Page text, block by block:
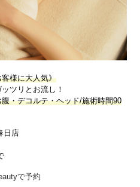
様に大人気》
ツリとお流し！
・デコルテ・ヘッド/施術時間90
日店
で予約